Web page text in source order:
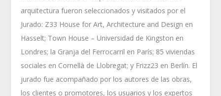
arquitectura fueron seleccionados y visitados por el
Jurado: Z33 House for Art, Architecture and Design en
Hasselt; Town House – Universidad de Kingston en
Londres; la Granja del Ferrocarril en París; 85 viviendas
sociales en Cornellà de Llobregat; y Frizz23 en Berlín. El
jurado fue acompañado por los autores de las obras,
los clientes o promotores, los usuarios y los expertos